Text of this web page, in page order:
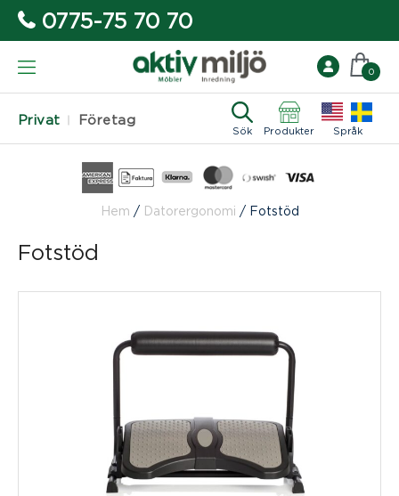
0775-75 70 70
Privat Företag
Sök Produkter Språk
0
Hem / Datorergonomi / Fotstöd
Fotstöd